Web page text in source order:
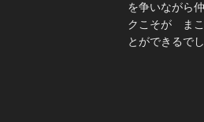
を争いながら
クこそが まこ
とができるで